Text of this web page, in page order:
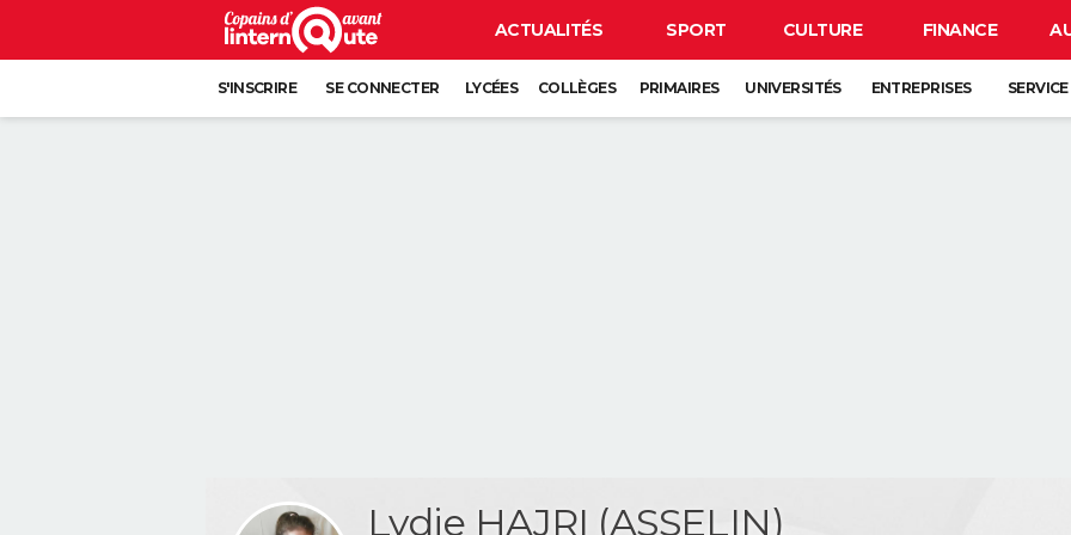
ACTUALITÉS SPORT CULTURE FINANCE
S'INSCRIRE SE CONNECTER LYCÉES COLLÈGES PRIMAIRES UNIVERSITÉS ENTREPRISES
Lydie HAJRI (ASSELIN)